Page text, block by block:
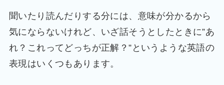
聞いたり読んだりする分には、意味が分かるから
気にならないけれど、いざ話そうとしたときに”あ
れ？これってどっちが正解？”というような英語の
表現はいくつもあります。